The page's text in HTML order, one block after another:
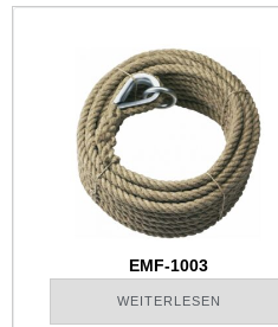
EMF-1003
WEITERLESEN